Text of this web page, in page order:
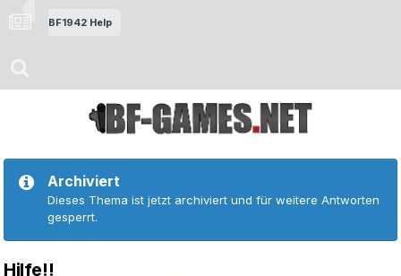
BF1942 Help
Archiviert
Dieses Thema ist jetzt archiviert und für weitere Antworten
gesperrt.
Hilfe!!